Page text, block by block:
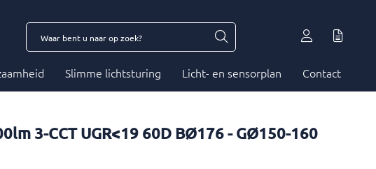
Slimme lichtsturing Licht- en sensorplan Contact
3-CCT UGR<19 60D BØ176 - GØ150-160